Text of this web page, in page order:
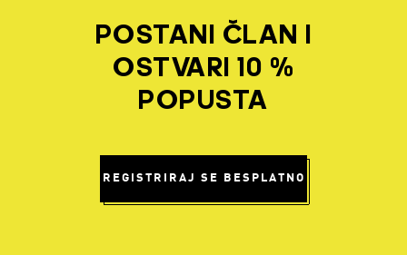
POSTANI ČLAN I
OSTVARI 10 %
POPUSTA
REGISTRIRAJ SE BESPLATNO